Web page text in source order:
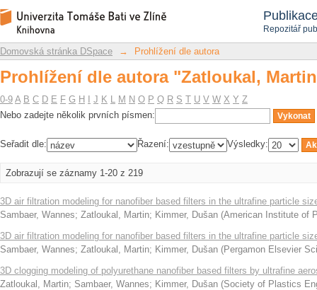
Repozitář
Prohlížení dle autora "Zatloukal,
Repozitář DSpace/Manakin
Domovská stránka DSpace → Prohlížení dle autora
Prohlížení dle autora "Zatloukal,
0-9 A B C D E F G H J K L M N O P Q R S T U V W X Y Z
Nebo zadejte několik prvních písmen:
Seřadit dle: Řazení: Výsledky:
Zobrazují se záznamy 1-20 z 219
3D air filtration modeling for nanofiber based filters in the ultrafine particle
Sambaer, Wannes; Zatloukal, Martin; Kimmer, Dušan (American Institute of
3D air filtration modeling for nanofiber based filters in the ultrafine particle
Sambaer, Wannes; Zatloukal, Martin; Kimmer, Dušan (Pergamon Elsevier
3D clogging modeling of polyurethane nanofiber based filters by ultrafine
Zatloukal, Martin; Sambaer, Wannes; Kimmer, Dušan (Society of Plastics